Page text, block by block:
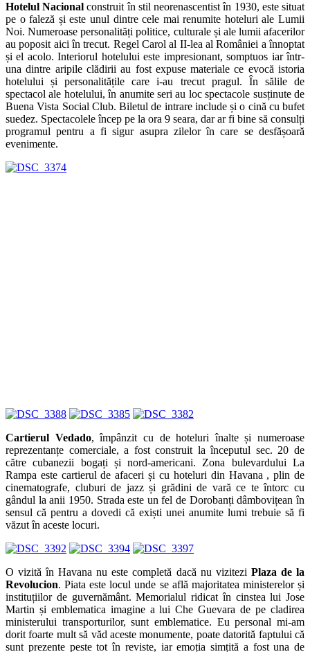
Hotelul Nacional construit în stil neorenascentist în 1930, este situat
pe o faleză și este unul dintre cele mai renumite hoteluri ale Lumii
Noi. Numeroase personalități politice, culturale și ale lumii afacerilor
au poposit aici în trecut. Regel Carol al II-lea al României a înnoptat
și el acolo. Interiorul hotelului este impresionant, somptuos iar într-
una dintre aripile clădirii au fost expuse materiale ce evocă istoria
hotelului și personalitățile care i-au trecut pragul. În sălile de
spectacol ale hotelului, în anumite seri au loc spectacole susținute de
Buena Vista Social Club. Biletul de intrare include și o cină cu bufet
suedez. Spectacolele încep pe la ora 9 seara, dar ar fi bine să consulți
programul pentru a fi sigur asupra zilelor în care se desfășoară
evenimente.
sunt prezente peste tot în reviste, iar emoția simțită a fost una de
Nu departe de centrul orașului, se aflăFusterlandia– locul unde
locuiește și lucrează Jose Fuster, considerat a fi Picasso din Caraibe.
Sculpturile acestuia împodobite cu mozaicuri multicolore sunt o
plăcere pentru vizitatori. Expoziția poate fi văzută în grădinile
acestuia. Atenție, acest loc nu îl prea găsiți în ghidurile turistice, iar
pregătește să facă un update al locurilor de vizitat în Cuba și să-l
Nu poți rata dacă ești în Havana o vizită lafabrica de rom și la
muzeul romului. Odată ce am intrat pe poarta fabricii și mai apoi în
magazinul de prezentare al acesteia, am schimbat tot ce știam despre
această licoare. In Havana romul este regele la el acasa: rom de